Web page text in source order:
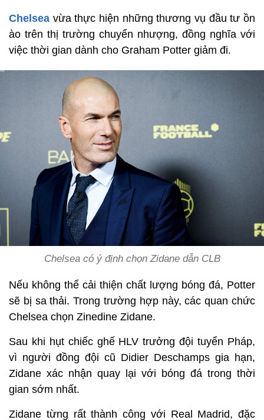
Chelsea vừa thực hiện những thương vụ đầu tư ồn
ào trên thị trường chuyển nhượng, đồng nghĩa với
việc thời gian dành cho Graham Potter giảm đi.
Chelsea có ý định chọn Zidane dẫn CLB
Nếu không thể cải thiện chất lượng bóng đá, Potter
sẽ bị sa thải. Trong trường hợp này, các quan chức
Chelsea chọn Zinedine Zidane.
Sau khi hụt chiếc ghế HLV trưởng đội tuyển Pháp,
vì người đồng đội cũ Didier Deschamps gia hạn,
Zidane xác nhận quay lại với bóng đá trong thời
gian sớm nhất.
Zidane từng rất thành công với Real Madrid, đặc